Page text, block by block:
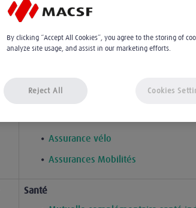
Assurance auto
Assurance moto/cyclo
Crédit auto
Assurance vélo
Assurances Mobilités
Santé
By clicking “Accept All Cookies”, you agree to the storing of
analyze site usage, and assist in our marketing efforts.
Reject All Cookies